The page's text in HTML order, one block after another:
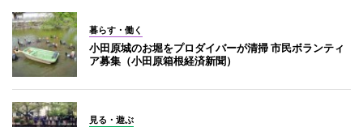
暮らす・働く
小田原城のお堀をプロダイバーが清掃 市民ボランティ
ア募集（小田原箱根経済新聞）
見る・遊ぶ